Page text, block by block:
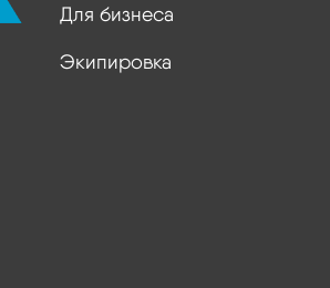
Для бизнеса
Экипировка